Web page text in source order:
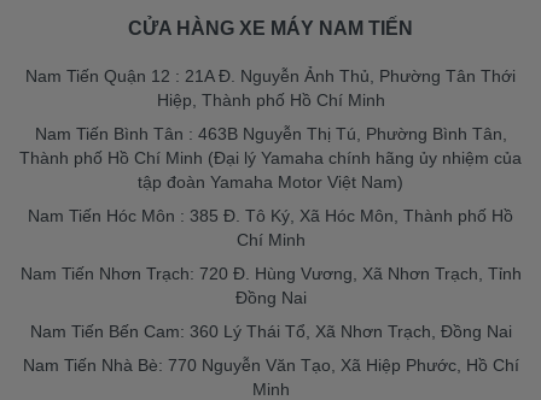
CỬA HÀNG XE MÁY NAM TIẾN
Nam Tiến Quận 12 : 21A Đ. Nguyễn Ảnh Thủ, Phường Tân Thới
Hiệp, Thành phố Hồ Chí Minh
Nam Tiến Bình Tân : 463B Nguyễn Thị Tú, Phường Bình Tân,
Thành phố Hồ Chí Minh (Đại lý Yamaha chính hãng ủy nhiệm của
tập đoàn Yamaha Motor Việt Nam)
Nam Tiến Hóc Môn : 385 Đ. Tô Ký, Xã Hóc Môn, Thành phố Hồ
Chí Minh
Nam Tiến Nhơn Trạch: 720 Đ. Hùng Vương, Xã Nhơn Trạch, Tỉnh
Đồng Nai
Nam Tiến Bến Cam: 360 Lý Thái Tổ, Xã Nhơn Trạch, Đồng Nai
Nam Tiến Nhà Bè: 770 Nguyễn Văn Tạo, Xã Hiệp Phước, Hồ Chí
Minh